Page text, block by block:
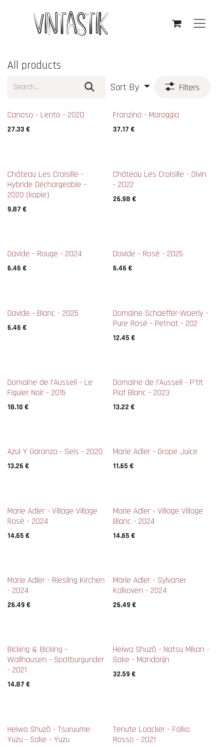
All products
Sort By Filters
New !
Canoso - Lento - 2020
27.33 €
New !
Franzina - Maroggia
37.17 €
Château Les Croisille -
Hybride Déchargeable -
2020 (kopie)
9.87 €
Château Les Croisille - Divin
- 2022
26.98 €
Davide - Rouge - 2024
6.46 €
Davide - Rosé - 2025
6.46 €
Davide - Blanc - 2025
6.46 €
Domaine Schaeffer-Woerly -
Pure Rosé - Petnat - 202
12.45 €
New !
Domaine de l'Ausseil - Le
Figuier Noir - 2015
18.10 €
New !
Domaine de l'Ausseil - P'tit
Piaf Blanc - 2023
13.22 €
New !
Azul Y Garanza - Seis - 2020
13.26 €
New !
Marie Adler - Grape Juice
11.65 €
New !
Marie Adler - Village Village
Rosé - 2024
14.65 €
New !
Marie Adler - Village Village
Blanc - 2024
14.65 €
New !
Marie Adler - Riesling Kirchen
- 2024
26.49 €
New !
Marie Adler - Sylvaner
Kalkoven - 2024
26.49 €
New !
Bicking & Bicking -
Wallhausen - Spatburgunder
- 2021
14.87 €
Heiwa Shuzõ - Natsu Mikan -
Sake - Mandarijn
32.59 €
Heiwa Shuzõ - Tsuruume
Yuzu - Sake - Yuzu
Tenute Loacker - Falko
Rosso - 2021